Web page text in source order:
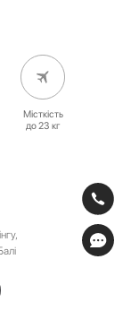
Місткість
до 23 кг